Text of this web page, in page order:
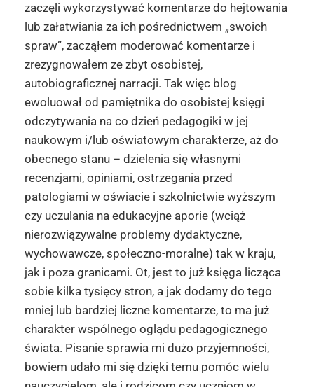
zaczęli wykorzystywać komentarze do hejtowania
lub załatwiania za ich pośrednictwem „swoich
spraw”, zacząłem moderować komentarze i
zrezygnowałem ze zbyt osobistej,
autobiograficznej narracji. Tak więc blog
ewoluował od pamiętnika do osobistej księgi
odczytywania na co dzień pedagogiki w jej
naukowym i/lub oświatowym charakterze, aż do
obecnego stanu – dzielenia się własnymi
recenzjami, opiniami, ostrzegania przed
patologiami w oświacie i szkolnictwie wyższym
czy uczulania na edukacyjne aporie (wciąż
nierozwiązywalne problemy dydaktyczne,
wychowawcze, społeczno-moralne) tak w kraju,
jak i poza granicami. Ot, jest to już księga licząca
sobie kilka tysięcy stron, a jak dodamy do tego
mniej lub bardziej liczne komentarze, to ma już
charakter wspólnego oglądu pedagogicznego
świata. Pisanie sprawia mi dużo przyjemności,
bowiem udało mi się dzięki temu pomóc wielu